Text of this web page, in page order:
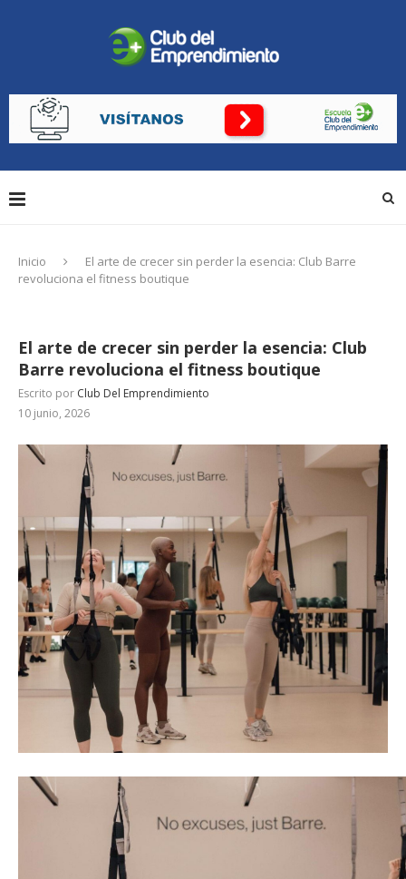
Inicio
El arte de crecer sin perder la esencia: Club Barre
revoluciona el fitness boutique
El arte de crecer sin perder la esencia: Club
Barre revoluciona el fitness boutique
Escrito por Club Del Emprendimiento
10 junio, 2026